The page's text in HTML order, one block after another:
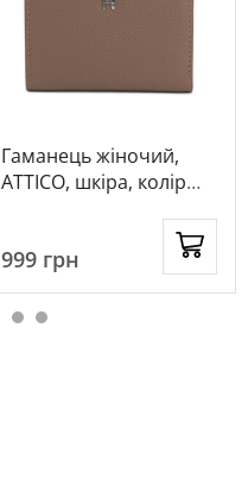
Гаманець жіночий,
ATTICO, шкіра, колір
999 грн